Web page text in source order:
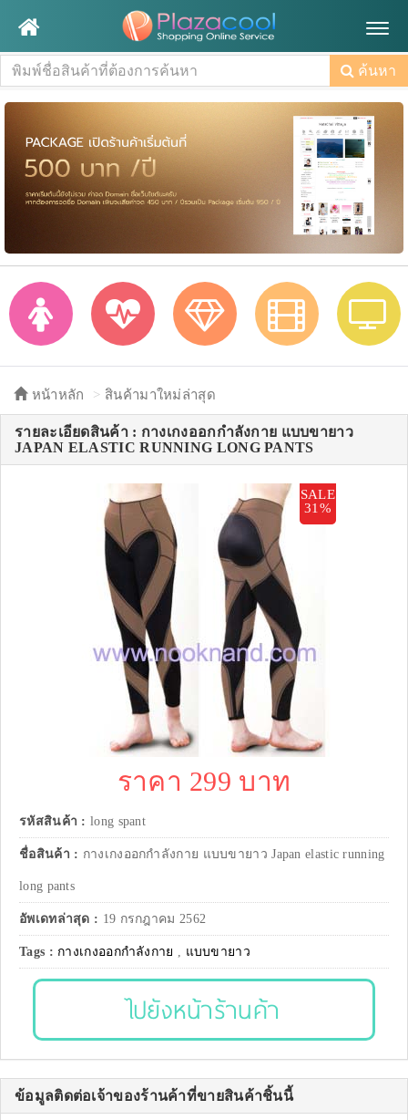
ค้นหา
หน้าหลัก สินค้ามาใหม่ล่าสุด
รายละเอียดสินค้า : กางเกงออกกำลังกาย แบบขายาว
JAPAN ELASTIC RUNNING LONG PANTS
SALE
31%
ราคา 299 บาท
รหัสสินค้า : long spant
ชื่อสินค้า : กางเกงออกกำลังกาย แบบขายาว Japan elastic running
long pants
อัพเดทล่าสุด : 19 กรกฎาคม 2562
Tags : กางเกงออกกำลังกาย , แบบขายาว
ไปยังหน้าร้านค้า
ข้อมูลติดต่อเจ้าของร้านค้าที่ขายสินค้าชิ้นนี้